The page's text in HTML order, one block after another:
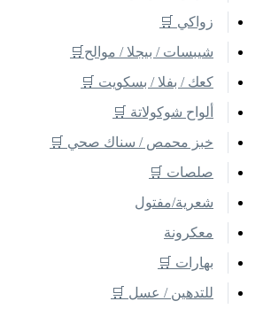
زواكي 🛒
شيبسات / بيجلا / موالح🛒
كعك / بفلا / بسكويت 🛒
ألواح شوكولاتة 🛒
خبز محمص / سناك صحي 🛒
صلصات 🛒
شعرية/مفتول
معكرونة
بهارات 🛒
للتدهين / عسل 🛒